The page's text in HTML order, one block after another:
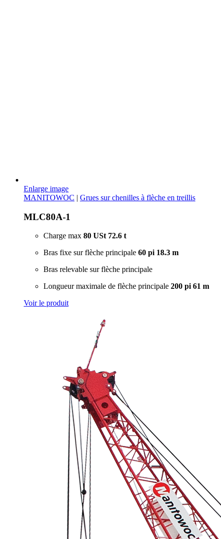
Enlarge image
MANITOWOC | Grues sur chenilles à flèche en treillis
MLC80A-1
Charge max 80 USt 72.6 t
Bras fixe sur flèche principale 60 pi 18.3 m
Bras relevable sur flèche principale
Longueur maximale de flèche principale 200 pi 61 m
Voir le produit